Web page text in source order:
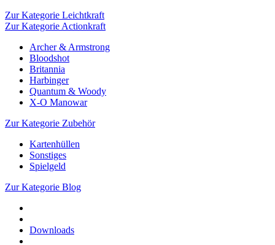
Zur Kategorie Leichtkraft
Zur Kategorie Actionkraft
Archer & Armstrong
Bloodshot
Britannia
Harbinger
Quantum & Woody
X-O Manowar
Zur Kategorie Zubehör
Kartenhüllen
Sonstiges
Spielgeld
Zur Kategorie Blog
Downloads